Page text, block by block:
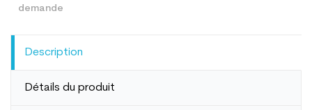
Description
Détails du produit